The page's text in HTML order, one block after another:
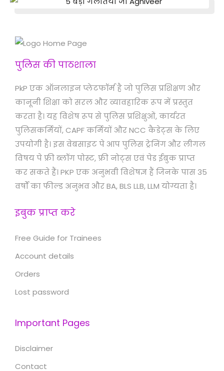
पुलिस की पाठशाला
PkP एक ऑनलाइन प्लेटफॉर्म है जो पुलिस प्रशिक्षण और
कानूनी शिक्षा को सरल और व्यावहारिक रूप में प्रस्तुत
करता है। यह विशेष रूप से पुलिस प्रशिक्षुओं, कार्यरत
पुलिसकर्मियों, CAPF कर्मियों और NCC कैडेट्स के लिए
उपयोगी है। इस वेबसाइट पे आप पुलिस ट्रेनिंग और लीगल
विषय पे फ्री ब्लॉग पोस्ट, फ्री नोट्स एवं पेड ईबुक प्राप्त
कर सकते हैं। PKP एक अनुभवी विशेषज्ञ हैं जिनके पास 35
वर्षों का फील्ड अनुभव और BA, BLS LLB, LLM योग्यता है।
इबुक प्राप्त करे
Free Guide for Trainees
Account details
Orders
Lost password
Important Pages
Disclaimer
Contact